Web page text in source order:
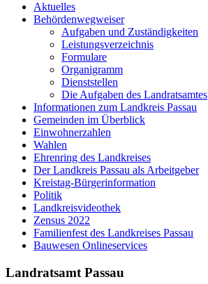
Aktuelles
Behördenwegweiser
Aufgaben und Zuständigkeiten
Leistungsverzeichnis
Formulare
Organigramm
Dienststellen
Die Aufgaben des Landratsamtes
Informationen zum Landkreis Passau
Gemeinden im Überblick
Einwohnerzahlen
Wahlen
Ehrenring des Landkreises
Der Landkreis Passau als Arbeitgeber
Kreistag-Bürgerinformation
Politik
Landkreisvideothek
Zensus 2022
Familienfest des Landkreises Passau
Bauwesen Onlineservices
Landratsamt Passau